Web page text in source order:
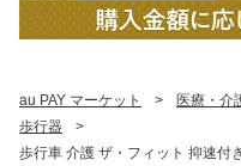
au PAY マーケット > 医療・介
歩行器
>
歩行車 介護 ザ・フィット 抑速付